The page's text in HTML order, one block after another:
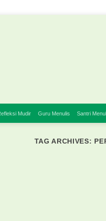
Mudir Guru Menulis Santri
TAG ARCHIVES: